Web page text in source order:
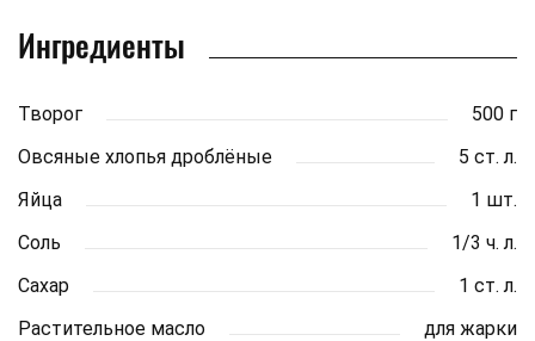
Ингредиенты
Творог
500 г
Овсяные хлопья дроблёные
5 ст. л.
Яйца
1 шт.
Соль
1/3 ч. л.
Сахар
1 ст. л.
Растительное масло
для жарки